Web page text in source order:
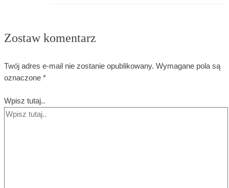
Zostaw komentarz
Twój adres e-mail nie zostanie opublikowany. Wymagane pola są
oznaczone *
Wpisz tutaj..